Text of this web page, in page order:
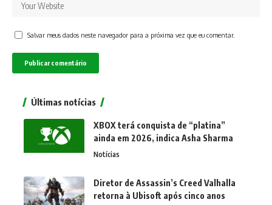
Salvar meus dados neste navegador para a próxima vez que eu comentar.
Últimas notícias
XBOX terá conquista de “platina”
ainda em 2026, indica Asha Sharma
Notícias
Diretor de Assassin’s Creed Valhalla
retorna à Ubisoft após cinco anos